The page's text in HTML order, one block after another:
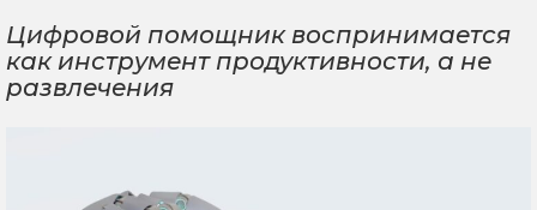
Цифровой помощник воспринимается
как инструмент продуктивности, а не
развлечения